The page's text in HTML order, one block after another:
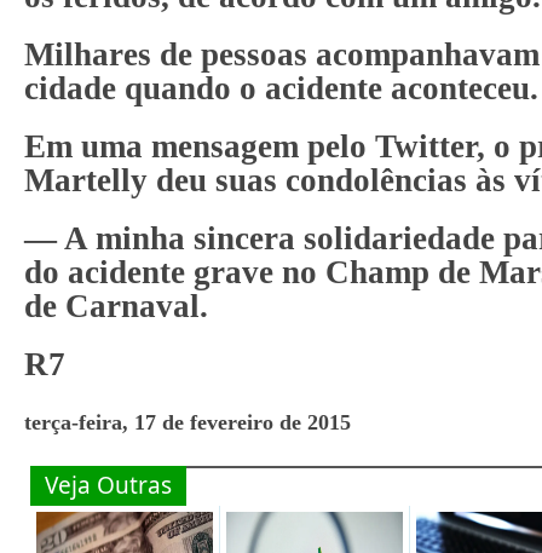
Milhares de pessoas
cidade quando o acidente aconteceu.
Em uma mensagem pelo Twitter, o
Martelly deu suas condolências às
— A minha sincera solidariedade
do acidente grave no Champ de
de Carnaval.
R7
terça-feira, 17 de fevereiro de 2015
Veja Outras